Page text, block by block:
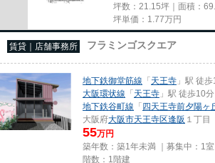
坪数：21.15坪｜面積：
坪単価： 1.77万円
賃貸｜店舗事務所 フラミンゴスクエア
地下鉄御堂筋線 「天王寺 」駅 徒
大阪環状線 「天王寺 」駅 徒歩10分
地下鉄谷町線 「四天王寺前夕陽ヶ
大阪府大阪市天王寺区逢阪 １丁目
55万円
築年数：築1年未満 ｜募集中： 1室
階数：1階建